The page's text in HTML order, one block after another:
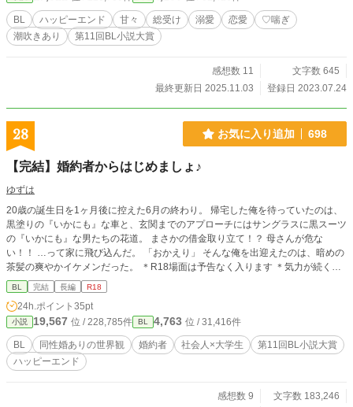
字通りウブな雛と、獅子、熊、龍、鷹、虎によるエッチなラブコメディ。 R18
には※印つけます。 第四章以降はほぼ毎話R18描写が入ります。
BL ハッピーエンド 甘々 総受け 溺愛 恋愛
♡喘ぎ
潮吹きあり
第11回BL小説大賞
感想数 11
文字数 645
最終更新日 2025.11.03
登録日 2023.07.24
28 お気に入り追加 698
【完結】婚約者からはじめましょ♪
ゆずは
20歳の誕生日を1ヶ月後に控えた6月の終わり。 帰宅した俺を待っていたのは、
黒塗りの『いかにも』な車と、玄関までのアプローチにはサングラスに黒スーツ
の『いかにも』な男たちの花道。 まさかの借金取り立て！？ 母さんが危な
い！！ …って家に飛び込んだ。 「おかえり」 そんな俺を出迎えたのは、暗めの
茶髪の爽やかイケメンだった。 ＊R18場面は予告なく入ります ＊気力が続くま
では定期更新頑張りたいです
BL 完結 長編 R18
24h.ポイント 35pt
小説 19,567 位 / 228,785件 BL 4,763 位 / 31,416件
BL 同性婚ありの世界観 婚約者 社会人×大学生
第11回BL小説大賞
ハッピーエンド
感想数 9
文字数 183,246